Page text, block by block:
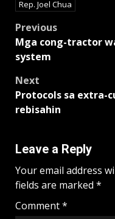
Rep. Joel Chua
Post
navigation
Previous
Mga cong-tractor
system
Next
Protocols sa extra-
rebisahin
Leave a Reply
Your email address
fields are marked *
Comment*